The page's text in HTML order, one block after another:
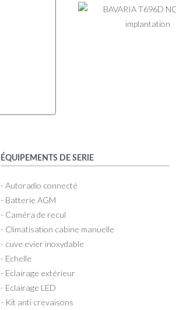
ÉQUIPEMENTS DE SERIE
- Autoradio connecté
- Batterie AGM
- Caméra de recul
- Climatisation cabine manuelle
- cuve evier inoxydable
- Echelle
- Eclairage extérieur
- Eclairage LED
- Kit anti crevaisons